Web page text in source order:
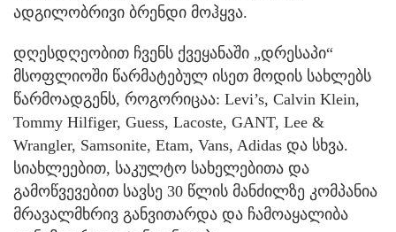
ადგილობრივი ბრენდი მოჰყვა.
დღესდღეობით ჩვენს ქვეყანაში „დრესაპი“
მსოფლიოში წარმატებულ ისეთ მოდის სახლებს
წარმოადგენს, როგორიცაა: Levi’s, Calvin Klein,
Tommy Hilfiger, Guess, Lacoste, GANT, Lee &
Wrangler, Samsonite, Etam, Vans, Adidas და სხვა.
სიახლეებით, საკულტო სახელებითა და
გამოწვევებით სავსე 30 წლის მანძილზე კომპანია
მრავალმხრივ განვითარდა და ჩამოაყალიბა